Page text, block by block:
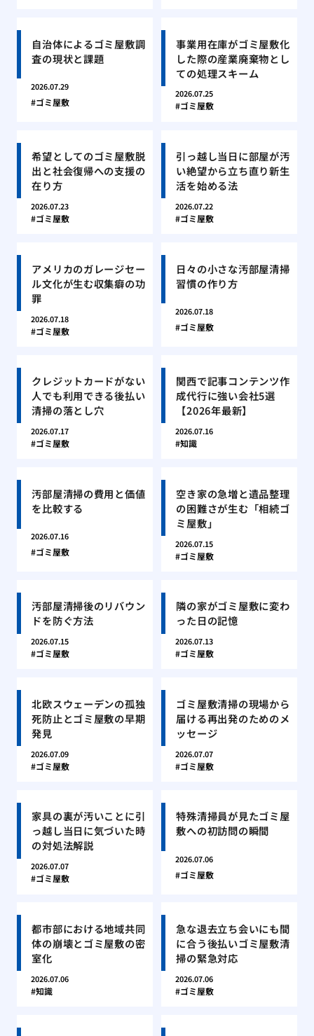
自治体によるゴミ屋敷調
査の現状と課題
2026.07.29
ゴミ屋敷
事業用在庫がゴミ屋敷化
した際の産業廃棄物とし
ての処理スキーム
2026.07.25
ゴミ屋敷
希望としてのゴミ屋敷脱
出と社会復帰への支援の
在り方
2026.07.23
ゴミ屋敷
引っ越し当日に部屋が汚
い絶望から立ち直り新生
活を始める法
2026.07.22
ゴミ屋敷
アメリカのガレージセー
ル文化が生む収集癖の功
罪
2026.07.18
ゴミ屋敷
日々の小さな汚部屋清掃
習慣の作り方
2026.07.18
ゴミ屋敷
クレジットカードがない
人でも利用できる後払い
清掃の落とし穴
2026.07.17
ゴミ屋敷
関西で記事コンテンツ作
成代行に強い会社5選
【2026年最新】
2026.07.16
知識
汚部屋清掃の費用と価値
を比較する
2026.07.16
ゴミ屋敷
空き家の急増と遺品整理
の困難さが生む「相続ゴ
ミ屋敷」
2026.07.15
ゴミ屋敷
汚部屋清掃後のリバウン
ドを防ぐ方法
2026.07.15
ゴミ屋敷
隣の家がゴミ屋敷に変わ
った日の記憶
2026.07.13
ゴミ屋敷
北欧スウェーデンの孤独
死防止とゴミ屋敷の早期
発見
2026.07.09
ゴミ屋敷
ゴミ屋敷清掃の現場から
届ける再出発のためのメ
ッセージ
2026.07.07
ゴミ屋敷
家具の裏が汚いことに引
っ越し当日に気づいた時
の対処法解説
2026.07.07
ゴミ屋敷
特殊清掃員が見たゴミ屋
敷への初訪問の瞬間
2026.07.06
ゴミ屋敷
都市部における地域共同
体の崩壊とゴミ屋敷の密
室化
2026.07.06
知識
急な退去立ち会いにも間
に合う後払いゴミ屋敷清
掃の緊急対応
2026.07.06
ゴミ屋敷